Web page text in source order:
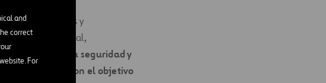
and
correct
For
empleados y
empresarial,
la salud, la seguridad y
operativa, con el objetivo